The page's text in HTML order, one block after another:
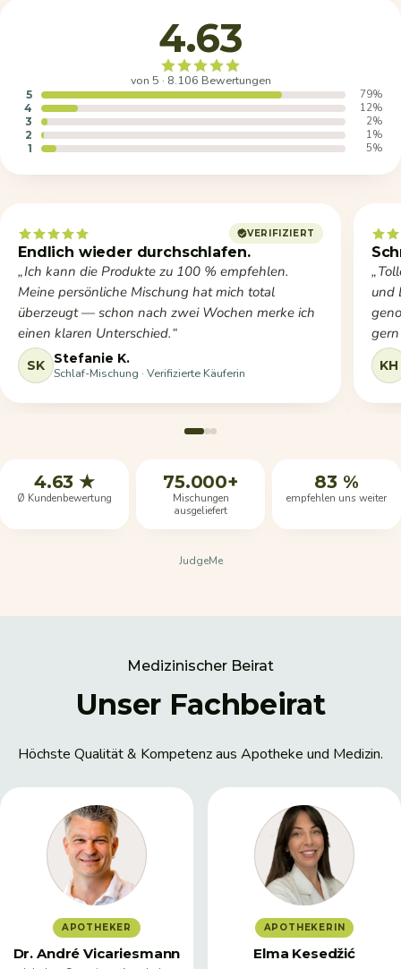
4.63
von 5 · 8.106 Bewertungen
5 79%
4 12%
3 2%
2 1%
1 5%
VERIFIZIERT
Endlich wieder durchschlafen.
Ich kann die Produkte zu 100 % empfehlen.
Meine persönliche Mischung hat mich total
überzeugt — schon nach zwei Wochen merke ich
einen klaren Unterschied.
SK Stefanie K.
Schlaf-Mischung · Verifizierte Käuferin
und
KH
4.63 ★
Ø Kundenbewertung
75.000+
Mischungen
ausgeliefert
83 %
empfehlen uns weiter
JudgeMe
Medizinischer Beirat
Unser Fachbeirat
Höchste Qualität & Kompetenz aus Apotheke und Medizin.
APOTHEKER
Dr. André Vicariesmann
APOTHEKERIN
Elma Kesedžić